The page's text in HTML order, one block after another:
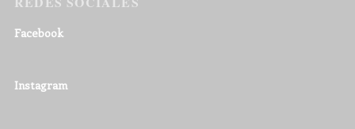
Facebook
Instagram